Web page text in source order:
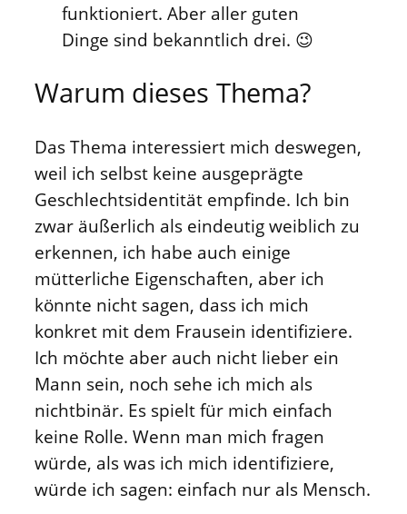
funktioniert. Aber aller guten
Dinge sind bekanntlich drei. 😉
Warum dieses Thema?
Das Thema interessiert mich deswegen,
weil ich selbst keine ausgeprägte
Geschlechtsidentität empfinde. Ich bin
zwar äußerlich als eindeutig weiblich zu
erkennen, ich habe auch einige
mütterliche Eigenschaften, aber ich
könnte nicht sagen, dass ich mich
konkret mit dem Frausein identifiziere.
Ich möchte aber auch nicht lieber ein
Mann sein, noch sehe ich mich als
nichtbinär. Es spielt für mich einfach
keine Rolle. Wenn man mich fragen
würde, als was ich mich identifiziere,
würde ich sagen: einfach nur als Mensch.